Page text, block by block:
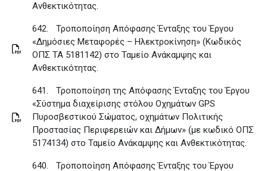
Ανθεκτικότητας.
642.
Τροποποίηση Απόφασης Ένταξης του Έργου
«Δημόσιες Μεταφορές – Ηλεκτροκίνηση» (Κωδικός
ΟΠΣ ΤΑ 5181142) στο Ταμείο Ανάκαμψης και
Ανθεκτικότητας.
641.
Τροποποίηση της Απόφασης Ένταξης του Έργου
«Σύστημα διαχείρισης στόλου Οχημάτων GPS
Πυροσβεστικού Σώματος, οχημάτων Πολιτικής
Προστασίας Περιφερειών και Δήμων» (με κωδικό ΟΠΣ
5174134) στο Ταμείο Ανάκαμψης και Ανθεκτικότητας.
640.
Τροποποίηση Απόφασης Ένταξης του Έργου